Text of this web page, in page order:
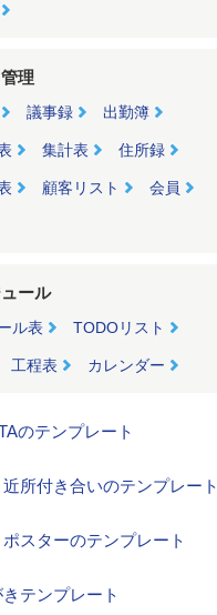
理
議事録 出勤簿
集計表 住所録
顧客リスト 会員
ール
ル表 TODOリスト
工程表 カレンダー
のテンプレート
所付き合いのテンプレート
スターのテンプレート
テンプレート